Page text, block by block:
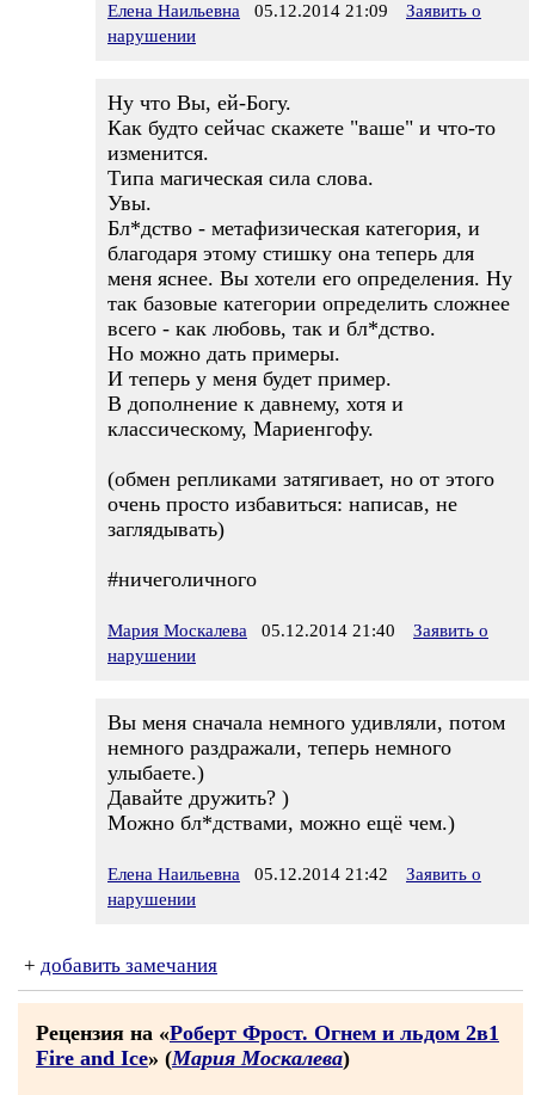
Елена Наильевна 05.12.2014 21:09
Заявить о
нарушении
Ну что Вы, ей-Богу.
Как будто сейчас скажете "ваше" и что-то
изменится.
Типа магическая сила слова.
Увы.
Бл*дство - метафизическая категория, и
благодаря этому стишку она теперь для
меня яснее. Вы хотели его определения. Ну
так базовые категории определить сложнее
всего - как любовь, так и бл*дство.
Но можно дать примеры.
И теперь у меня будет пример.
В дополнение к давнему, хотя и
классическому, Мариенгофу.
(обмен репликами затягивает, но от этого
очень просто избавиться: написав, не
заглядывать)
#ничеголичного
Мария Москалева 05.12.2014 21:40
Заявить о
нарушении
Вы меня сначала немного удивляли, потом
немного раздражали, теперь немного
улыбаете.)
Давайте дружить? )
Можно бл*дствами, можно ещё чем.)
Елена Наильевна 05.12.2014 21:42
Заявить о
нарушении
+ добавить замечания
Рецензия на «Роберт Фрост. Огнем и льдом 2в1
Fire and Ice» (Мария Москалева)